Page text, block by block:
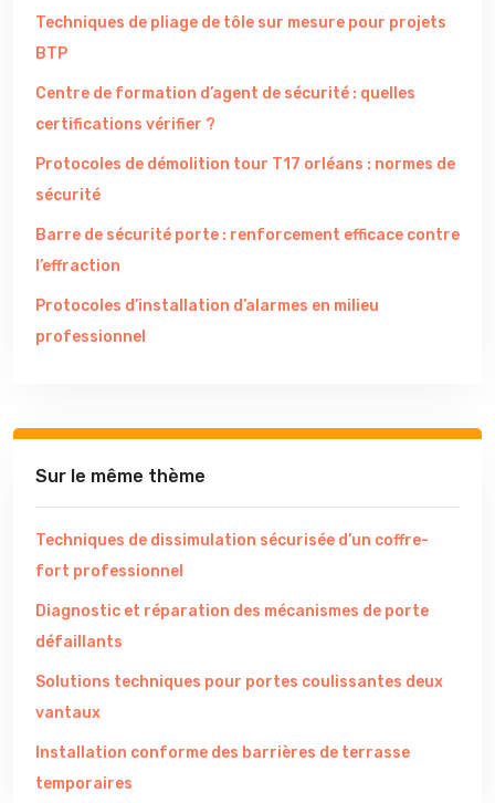
Techniques de pliage de tôle sur mesure pour projets
BTP
Centre de formation d’agent de sécurité : quelles
certifications vérifier ?
Protocoles de démolition tour T17 orléans : normes de
sécurité
Barre de sécurité porte : renforcement efficace contre
l’effraction
Protocoles d’installation d’alarmes en milieu
professionnel
Sur le même thème
Techniques de dissimulation sécurisée d’un coffre-
fort professionnel
Diagnostic et réparation des mécanismes de porte
défaillants
Solutions techniques pour portes coulissantes deux
vantaux
Installation conforme des barrières de terrasse
temporaires